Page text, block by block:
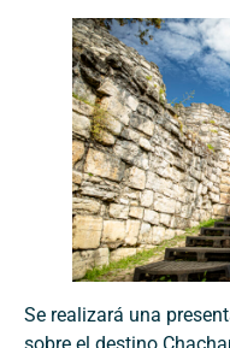
Se realizará una
sobre el destino